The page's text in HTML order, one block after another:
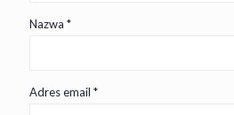
Nazwa *
Adres email *